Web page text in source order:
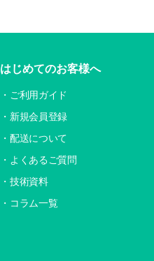
はじめてのお客様へ
ご利用ガイド
新規会員登録
配送について
よくあるご質問
技術資料
コラム一覧